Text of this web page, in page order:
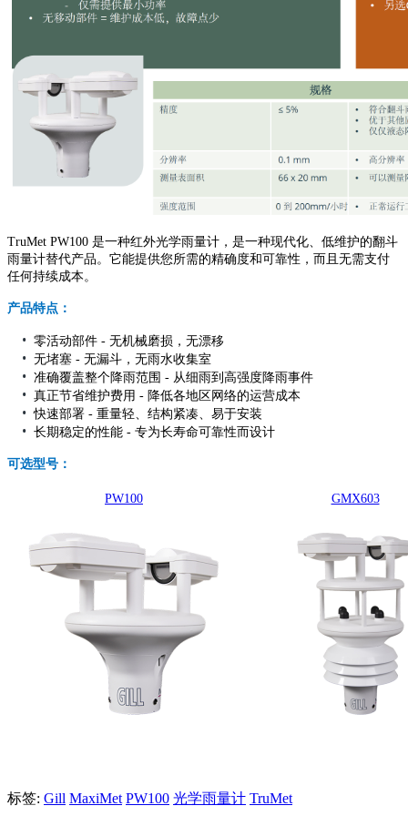
TruMet PW100 是一种红外光学雨量计，是一种现代化、低维护的翻斗
雨量计替代产品。它能提供您所需的精确度和可靠性，而且无需支付
任何持续成本。
产品特点：
• 零活动部件 - 无机械磨损，无漂移
• 无堵塞 - 无漏斗，无雨水收集室
• 准确覆盖整个降雨范围 - 从细雨到高强度降雨事件
• 真正节省维护费用 - 降低各地区网络的运营成本
•快速部署 - 重量轻、结构紧凑、易于安装
• 长期稳定的性能 - 专为长寿命可靠性而设计
可选型号：
PW100 GMX603
标签: Gill MaxiMet PW100 光学雨量计 TruMet